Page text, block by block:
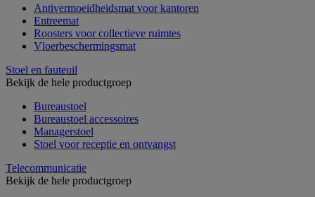
Antivermoeidheidsmat voor kantoren
Entreemat
Roosters voor collectieve ruimtes
Vloerbeschermingsmat
Stoel en fauteuil
Bekijk de hele productgroep
Bureaustoel
Bureaustoel accessoires
Managerstoel
Stoel voor receptie en ontvangst
Telecommunicatie
Bekijk de hele productgroep